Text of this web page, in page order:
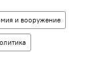
и вооружение